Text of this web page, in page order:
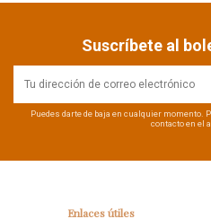
Suscríbete al
Puedes darte de baja en cualquier
contacto en el
Enlaces útiles